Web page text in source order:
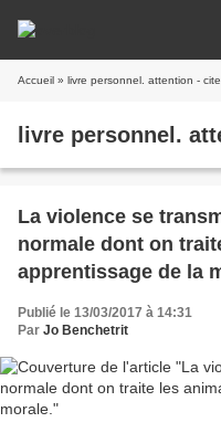
Accueil » livre personnel. attention -
livre personnel.
La violence se
normale dont on
apprentissage de la
Publié le 13/03/2017 à 14:31
Par Jo Benchetrit